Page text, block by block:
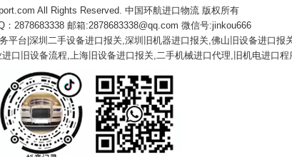
All Rights Reserved. 中国环航进口物流 版权所有
2878683338 邮箱:2878683338@qq.com 微信号:jinkou666
台|深圳二手设备进口报关,深圳旧机器进口报关,佛山旧设备进口报
口旧设备流程,上海旧设备进口报关,二手机械进口代理,旧机电进口